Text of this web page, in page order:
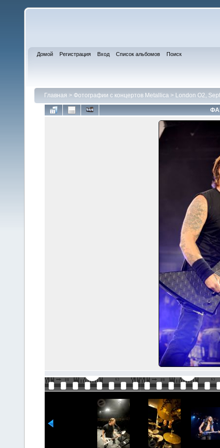
Домой Регистрация Вход Список альбомов Поиск
Главная > Фотографии с концертов Metallica > London O2,